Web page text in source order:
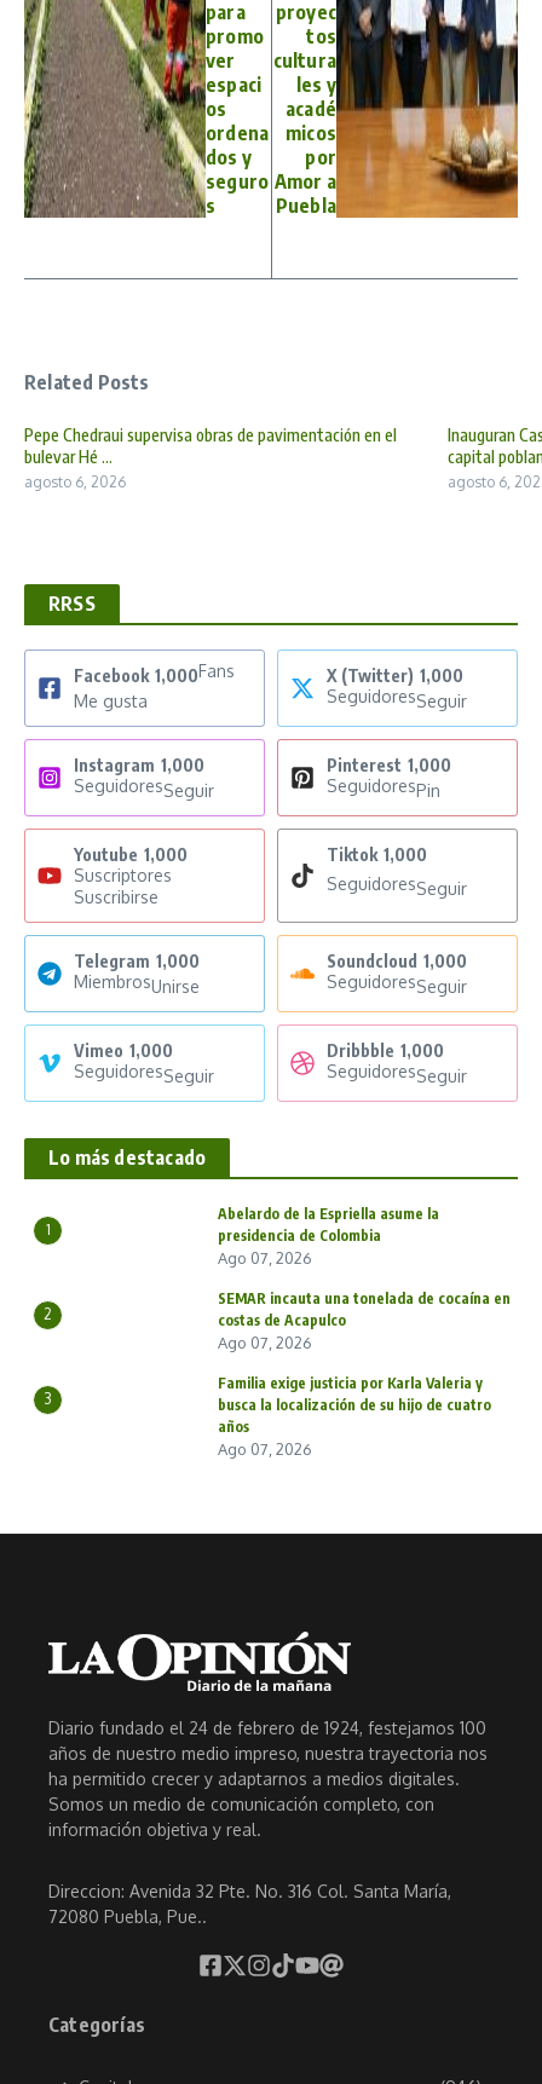
para
promo
ver
espaci
os
ordena
dos y
seguro
s
proyec
tos
cultura
les y
acadé
micos
por
Amor a
Puebla
Related Posts
Pepe Chedraui supervisa obras de pavimentación en el
bulevar Hé ...
agosto 6, 2026
Inauguran
capital
agosto 6,
RRSS
Facebook 1,000Fans
Me gusta
X (Twitter) 1,000
SeguidoresSeguir
Instagram 1,000
SeguidoresSeguir
Pinterest 1,000
SeguidoresPin
Youtube 1,000
Suscriptores
Suscribirse
Tiktok 1,000
SeguidoresSeguir
Telegram 1,000
MiembrosUnirse
Soundcloud 1,000
SeguidoresSeguir
Vimeo 1,000
SeguidoresSeguir
Dribbble 1,000
SeguidoresSeguir
Lo más destacado
1
Abelardo de la Espriella asume la
presidencia de Colombia
Ago 07, 2026
2
SEMAR incauta una tonelada de cocaína en
costas de Acapulco
Ago 07, 2026
3
Familia exige justicia por Karla Valeria y
busca la localización de su hijo de cuatro
años
Ago 07, 2026
Diario fundado el 24 de febrero de 1924, festejamos 100
años de nuestro medio impreso, nuestra trayectoria nos
ha permitido crecer y adaptarnos a medios digitales.
Somos un medio de comunicación completo, con
información objetiva y real.
Direccion: Avenida 32 Pte. No. 316 Col. Santa María,
72080 Puebla, Pue..
Categorías